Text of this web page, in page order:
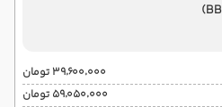
۳۹٬۶۰۰٬۰۰۰ تومان
۵۹٬۰۵۰٬۰۰۰ تومان